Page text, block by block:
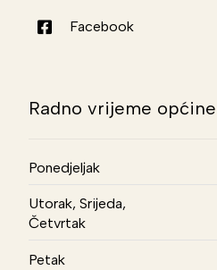
Facebook
Radno vrijeme općine
Ponedjeljak
Utorak, Srijeda,
Četvrtak
Petak